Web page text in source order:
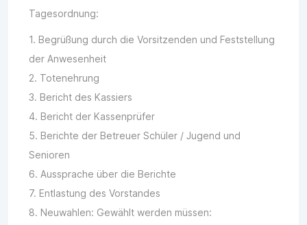
Tagesordnung:
1. Begrüßung durch die Vorsitzenden und Feststellung
der Anwesenheit
2. Totenehrung
3. Bericht des Kassiers
4. Bericht der Kassenprüfer
5. Berichte der Betreuer Schüler / Jugend und
Senioren
6. Aussprache über die Berichte
7. Entlastung des Vorstandes
8. Neuwahlen: Gewählt werden müssen: